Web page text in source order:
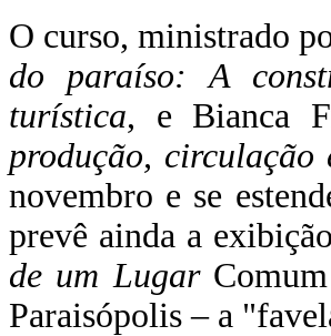
O curso, ministrado
do paraíso: A
turística, e Bianca
produção,
novembro e se
prevê ainda a
de um Lugar
Paraisópolis – a